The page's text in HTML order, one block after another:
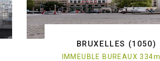
BRUXELLES (1050)
IMMEUBLE BUREAUX 334m